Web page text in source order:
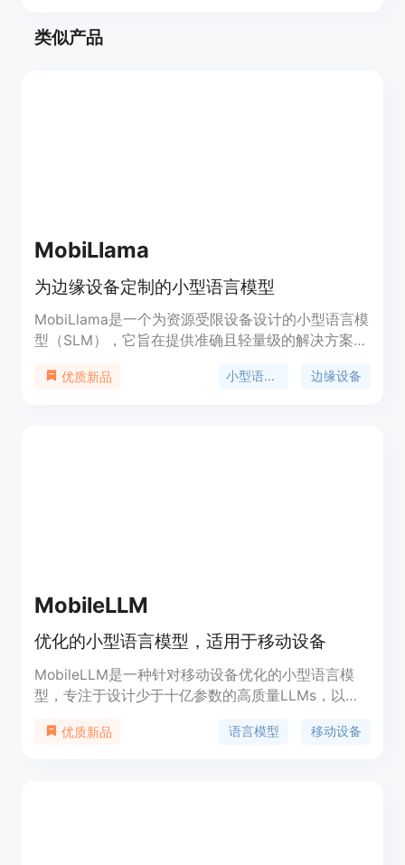
类似产品
MobiLlama
为边缘设备定制的小型语言模型
MobiLlama是一个为资源受限设备设计的小型语言模
型（SLM），它旨在提供准确且轻量级的解决方案，
效率。MobiLlama从更大的模型出发，通过精心设计
优质新品 小型语言模型 边缘设备
MobileLLM
优化的小型语言模型，适用于移动设备
MobileLLM是一种针对移动设备优化的小型语言模
型，专注于设计少于十亿参数的高质量LLMs，以适
了模型架构在小型LLMs中的重要性。通过深度和薄
优质新品 语言模型 移动设备